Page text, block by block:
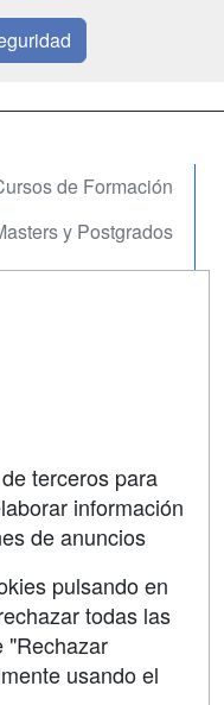
de Formación
y Postgrados
FP
terceros para
información
de anuncios
pulsando en
todas las
"Rechazar
usando el